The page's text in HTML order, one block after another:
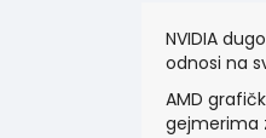
NVIDIA
odnosi na
AMD
gejmerima